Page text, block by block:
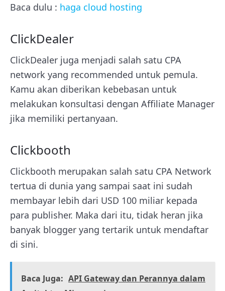
Baca dulu : haga cloud hosting
ClickDealer
ClickDealer juga menjadi salah satu CPA
network yang recommended untuk pemula.
Kamu akan diberikan kebebasan untuk
melakukan konsultasi dengan Affiliate Manager
jika memiliki pertanyaan.
Clickbooth
Clickbooth merupakan salah satu CPA Network
tertua di dunia yang sampai saat ini sudah
membayar lebih dari USD 100 miliar kepada
para publisher. Maka dari itu, tidak heran jika
banyak blogger yang tertarik untuk mendaftar
di sini.
Baca Juga: API Gateway dan Perannya dalam